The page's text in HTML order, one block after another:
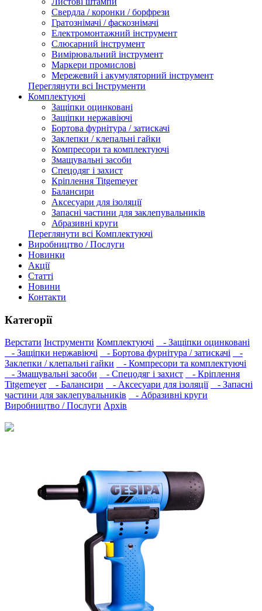
Свердла / коронки / борфрези
Гратознімачі / фаскознімачі
Електромонтажний інструмент
Слюсарний інструмент
Вимірювальний інструмент
Маркери промислові
Мережевий і акумуляторний інструмент
Переглянути всі Інструменти
Комплектуючі
Защіпки оцинковані
Защіпки нержавіючі
Бортова фурнітура / затискачі
Заклепки / клепальні гайки
Компресори та комплектуючі
Змащувальні засоби
Спецодяг і захист
Кріплення Titgemeyer
Балансири
Аксесуари для ізоляції
Запасні частини для заклепувальників
Абразивні круги
Переглянути всі Комплектуючі
Виробництво / Послуги
Новинки
Акції
Статті
Новини
Контакти
Категорії
Верстати Інструменти Комплектуючі
- Защіпки оцинковані
- Защіпки нержавіючі
- Бортова фурнітура / затискачі
-
Заклепки / клепальні гайки
- Компресори та комплектуючі
- Змащувальні засоби
- Спецодяг і захист
- Кріплення
Titgemeyer
- Балансири - Аксесуари для ізоляції
- Запасні
частини для заклепувальників
- Абразивні круги
Виробництво / Послуги Архів